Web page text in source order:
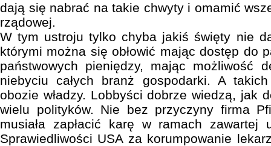
dają się nabrać na takie chwyty i omamić
rządowej.
W tym ustroju tylko chyba jakiś święty nie
którymi można się obłowić mając dostęp do
państwowych pieniędzy, mając możliwość
niebyciu całych branż gospodarki. A
obozie władzy. Lobbyści dobrze wiedzą, jak
wielu polityków. Nie bez przyczyny firma
musiała zapłacić karę w ramach zawartej
Sprawiedliwości USA za korumpowanie